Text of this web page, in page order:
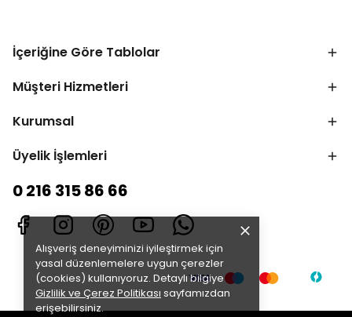
Alışveriş deneyiminizi iyileştirmek için
yasal düzenlemelere uygun çerezler
(cookies) kullanıyoruz. Detaylı bilgiye
Gizlilik ve Çerez Politikası sayfamızdan
erişebilirsiniz.
İçeriğine Göre Tablolar
Müşteri Hizmetleri
Kurumsal
Üyelik İşlemleri
0 216 315 86 66